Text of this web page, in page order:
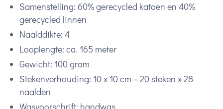
Samenstelling: 60% gerecycled katoen en 40%
gerecycled linnen
Naalddikte: 4
Looplengte: ca. 165 meter
Gewicht: 100 gram
Stekenverhouding: 10 x 10 cm = 20 steken x 28
naalden